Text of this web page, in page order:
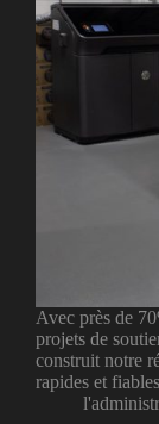
Avec près de
projets de
construit notre
rapides et